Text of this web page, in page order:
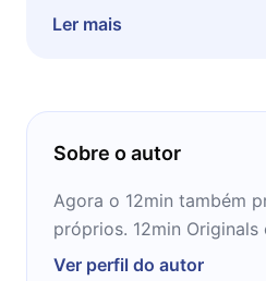
simplesmente quer
anos dos Estados Unidos.
Ler mais
Sobre o autor
Agora o 12min também
próprios. 12min
para te conduzir na
Ver perfil do autor